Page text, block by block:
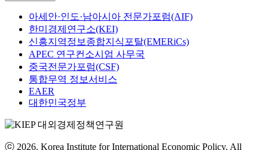
아세안·인도·남아시아 전문가포럼(AIF)
한미경제연구소(KEI)
신흥지역정보종합지식포탈(EMERiCs)
APEC 연구컨소시엄 사무국
중국전문가포럼(CSF)
통합무역 정보서비스
EAER
대한민국정부
ⓒ 2026. Korea Institute for International Economic Policy. All